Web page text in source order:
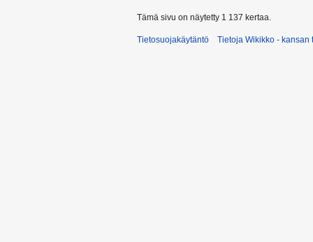
Tämä sivu on näytetty 1 137 kertaa.
Tietosuojakäytäntö Tietoja Wikikko - kansan